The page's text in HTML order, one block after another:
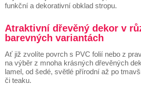
funkční a dekorativní obklad stropu.
Atraktivní dřevěný dekor v
barevných variantách
Ať již zvolíte povrch s PVC folií nebo z
na výběr z mnoha krásných dřevěných
lamel, od šedé, světlé přírodní až po
či teaku.